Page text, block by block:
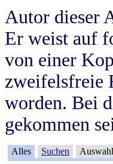
Autor dieser
Er weist auf
von einer
zweifelsfreie
worden. Bei
gekommen
Alles Suchen Auswahl